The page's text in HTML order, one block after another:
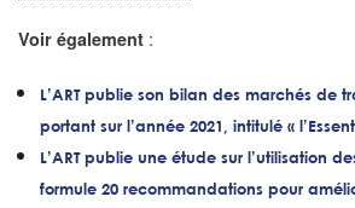
Voir également :
L’ART publie son bilan des marchés de
portant sur l’année 2021, intitulé «
L’ART publie une étude sur l’utilisation
formule 20 recommandations pour